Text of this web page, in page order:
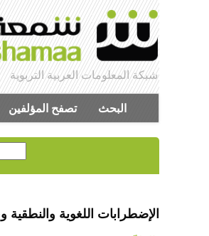
شبكة المعلومات العربية التربوية
البحث تصفح المؤلفين
الإضطرابات اللغوية